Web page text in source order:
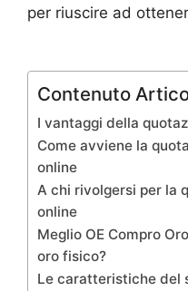
per riuscire ad
Contenuto
I vantaggi della
Come avviene la
online
A chi rivolgersi per la
online
Meglio OE Compro
oro fisico?
Le caratteristiche del